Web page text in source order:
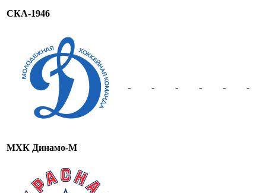
СКА-1946
МХК Динамо-М
- - - - - -